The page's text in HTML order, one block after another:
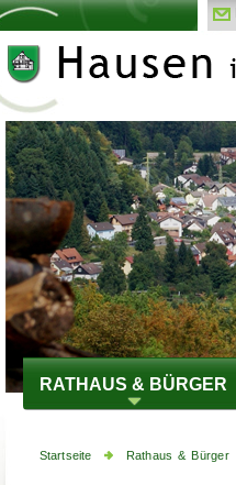
RATHAUS & BÜRGER
Startseite Rathaus & Bürger